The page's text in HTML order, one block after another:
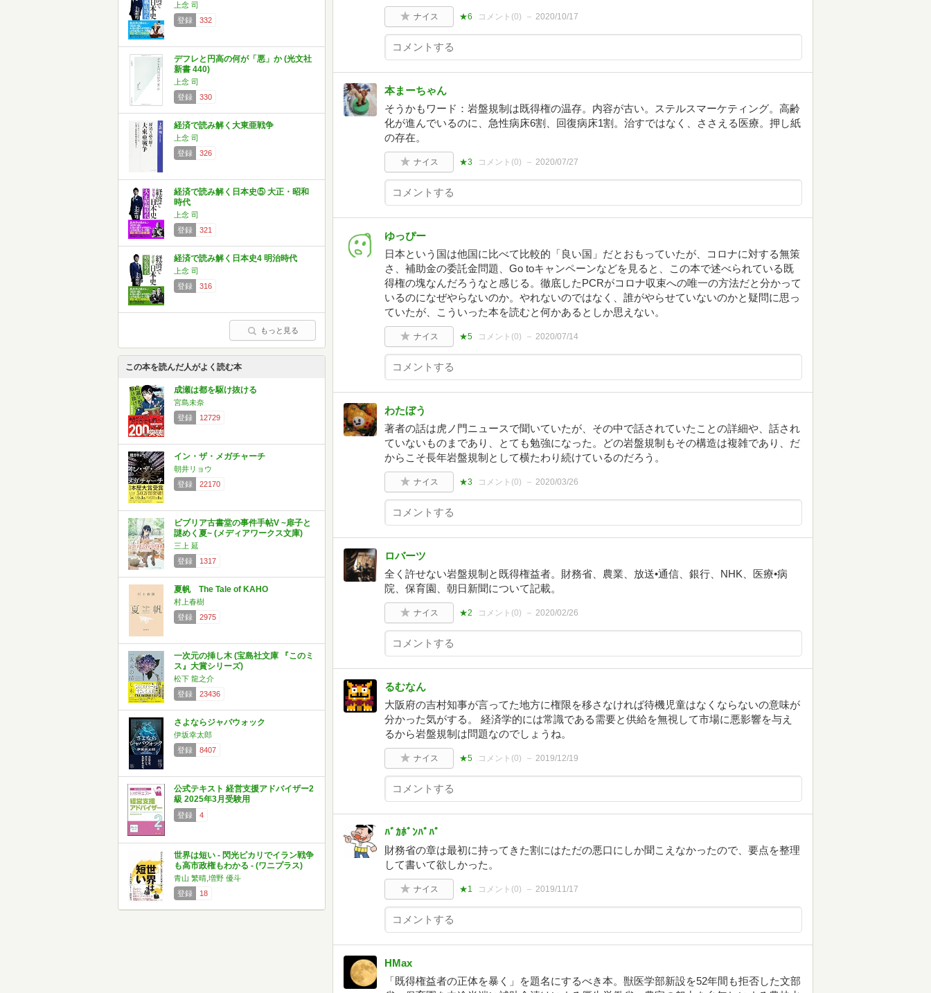
上念 司
登録
332
デフレと円高の何が「悪」か (光文社
新書 440)
上念 司
登録
330
経済で読み解く大東亜戦争
上念 司
登録
326
経済で読み解く日本史⑤ 大正・昭和
時代
上念 司
登録
321
経済で読み解く日本史4 明治時代
上念 司
登録
316
もっと見る
この本を読んだ人がよく読む本
成瀬は都を駆け抜ける
宮島未奈
登録
12729
イン・ザ・メガチャーチ
朝井リョウ
登録
22170
ビブリア古書堂の事件手帖V ~扉子と
謎めく夏~ (メディアワークス文庫)
三上 延
登録
1317
夏帆 The Tale of KAHO
村上春樹
登録
2975
一次元の挿し木 (宝島社文庫 『このミ
ス』大賞シリーズ)
松下 龍之介
登録
23436
さよならジャバウォック
伊坂幸太郎
登録
8407
公式テキスト 経営支援アドバイザー2
級 2025年3月受験用
登録 4
世界は短い - 閃光ピカリでイラン戦争
も高市政権もわかる - (ワニプラス)
青山 繁晴,増野 優斗
登録
18
ナイス ★6 コメント(0) 2020/10/17
本まーちゃん
そうかもワード：岩盤規制は既得権の温存。内容が古い。ステルスマーケティング。高齢
化が進んでいるのに、急性病床6割、回復病床1割。治すではなく、ささえる医療。押し紙
の存在。
ナイス ★3 コメント(0) 2020/07/27
ゆっぴー
日本という国は他国に比べて比較的「良い国」だとおもっていたが、コロナに対する無策
さ、補助金の委託金問題、Go toキャンペーンなどを見ると、この本で述べられている既
得権の塊なんだろうなと感じる。徹底したPCRがコロナ収束への唯一の方法だと分かって
いるのになぜやらないのか。やれないのではなく、誰がやらせていないのかと疑問に思っ
ていたが、こういった本を読むと何かあるとしか思えない。
ナイス ★5 コメント(0) 2020/07/14
わたぼう
著者の話は虎ノ門ニュースで聞いていたが、その中で話されていたことの詳細や、話され
ていないものまであり、とても勉強になった。どの岩盤規制もその構造は複雑であり、だ
からこそ長年岩盤規制として横たわり続けているのだろう。
ナイス ★3 コメント(0) 2020/03/26
ロバーツ
全く許せない岩盤規制と既得権益者。財務省、農業、放送•通信、銀行、NHK、医療•病
院、保育園、朝日新聞について記載。
ナイス ★2 コメント(0) 2020/02/26
るむなん
大阪府の吉村知事が言ってた地方に権限を移さなければ待機児童はなくならないの意味が
分かった気がする。 経済学的には常識である需要と供給を無視して市場に悪影響を与え
るから岩盤規制は問題なのでしょうね。
ナイス ★5 コメント(0) 2019/12/19
ﾊﾞｶﾎﾞﾝﾊﾟﾊﾟ
財務省の章は最初に持ってきた割にはただの悪口にしか聞こえなかったので、要点を整理
して書いて欲しかった。
ナイス ★1 コメント(0) 2019/11/17
HMax
「既得権益者の正体を暴く」を題名にするべき本。獣医学部新設を52年間も拒否した文部